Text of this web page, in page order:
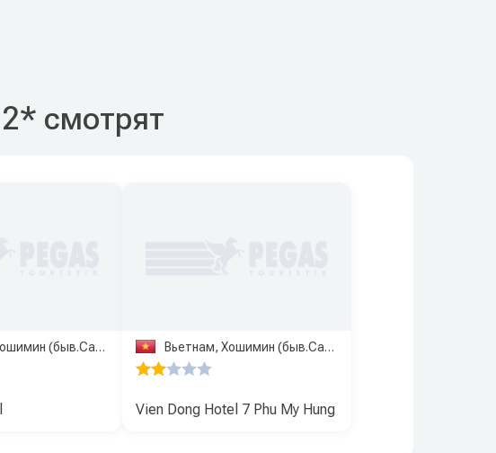
смотрят
(быв.Сайгон) Вьетнам, Хошимин (быв.Сайгон)
Vien Dong Hotel 7 Phu My Hung